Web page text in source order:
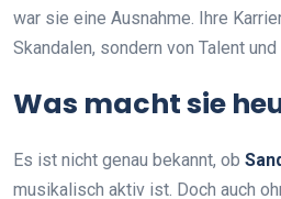
war sie eine Ausnahme. Ihre
Skandalen, sondern von Talent
Was macht sie
Es ist nicht genau bekannt, ob
musikalisch aktiv ist. Doch auch